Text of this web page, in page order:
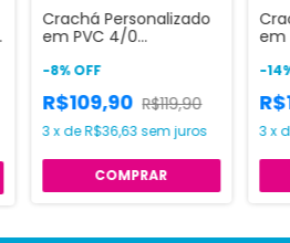
Crachá Personalizado
em PVC 4/0
-8%OFF
R$109,90 R$119,90
3 xdeR$36,63 sem juros
COMPRAR
em
-14
3x